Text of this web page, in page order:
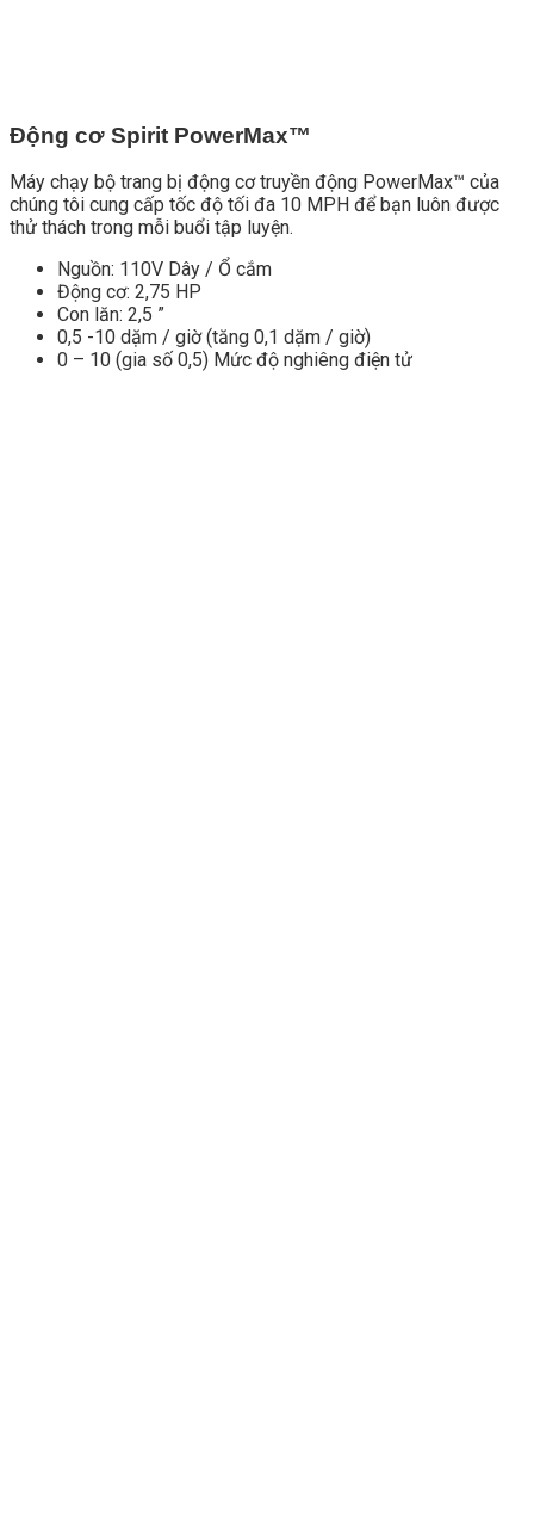
Động cơ Spirit PowerMax™
Máy chạy bộ trang bị động cơ truyền động PowerMax™ của
chúng tôi cung cấp tốc độ tối đa 10 MPH để bạn luôn được
thử thách trong mỗi buổi tập luyện.
Nguồn: 110V Dây / Ổ cắm
Động cơ: 2,75 HP
Con lăn: 2,5 ”
0,5 -10 dặm / giờ (tăng 0,1 dặm / giờ)
0 – 10 (gia số 0,5) Mức độ nghiêng điện tử